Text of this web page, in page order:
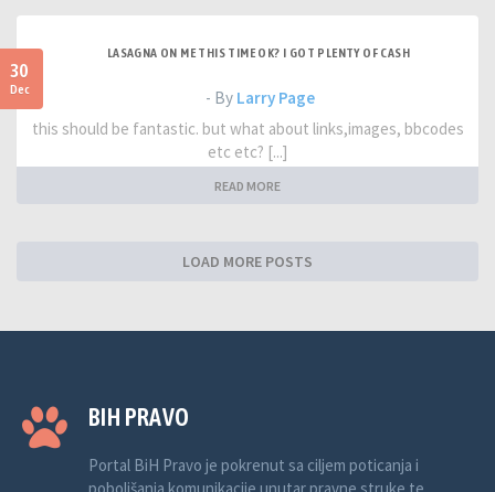
30
Dec
LASAGNA ON ME THIS TIME OK? I GOT PLENTY OF CASH
- By Larry Page
this should be fantastic. but what about links,images, bbcodes
etc etc? [...]
READ MORE
LOAD MORE POSTS
BIH PRAVO
Portal BiH Pravo je pokrenut sa ciljem poticanja i